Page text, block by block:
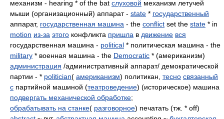
механизм - hearing * of the bat слуховой механизм летучей
мыши (организационный) аппарат - state * государственный
аппарат, государственная машина - the conflict set the state * in
motion из-за этого конфликта пришла в движение вся
государственная машина - political * политическая машина - the
military * военная машина - the Democratic * (американизм)
администрация /административный аппарат/ демократической
партии - * politician( американизм) политикан, тесно связанный
с партийной машиной (театроведение) (историческое) машина
подвергать механической обработке;
обрабатывать на станке( разговорное) печатать (тж. * off)